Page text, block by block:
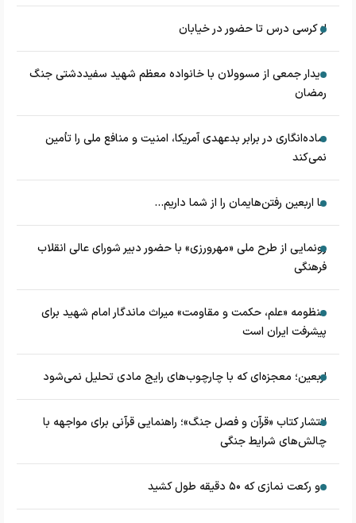
از کرسی درس تا حضور در خیابان
دیدار جمعی از مسوولان با خانواده معظم شهید سفیددشتی جنگ
رمضان
ساده‌انگاری در برابر بدعهدی آمریکا، امنیت و منافع ملی را تأمین
نمی‌کند
ما اربعین رفتن‌هایمان را از شما داریم...
رونمایی از طرح ملی «مهرورزی» با حضور دبیر شورای عالی انقلاب
فرهنگی
منظومه «علم، حکمت و مقاومت» میراث ماندگار امام شهید برای
پیشرفت ایران است
اربعین؛ معجزه‌ای که با چارچوب‌های رایج مادی تحلیل نمی‌شود
انتشار کتاب «قرآن و فصل جنگ»؛ راهنمایی قرآنی برای مواجهه با
چالش‌های شرایط جنگی
دو رکعت نمازی که ۵۰ دقیقه طول کشید